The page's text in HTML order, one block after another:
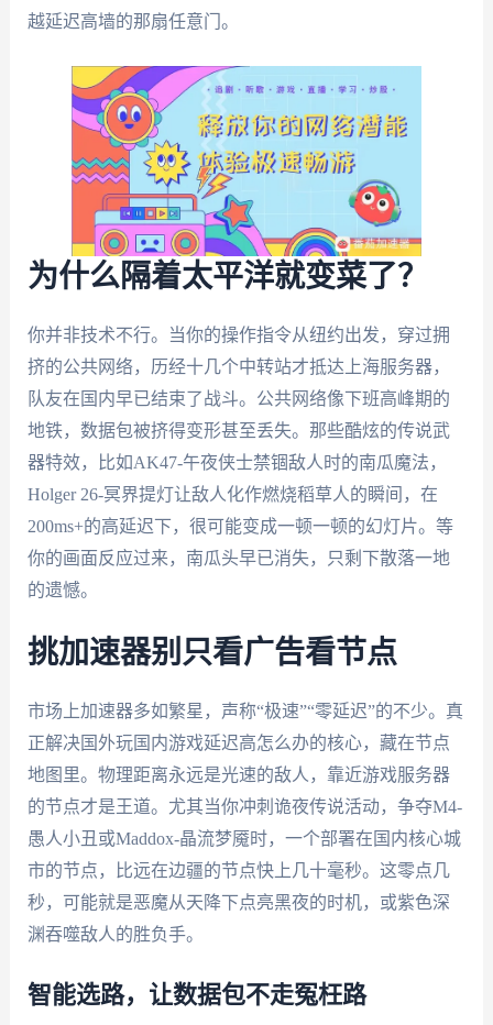
越延迟高墙的那扇任意门。
为什么隔着太平洋就变菜了？
你并非技术不行。当你的操作指令从纽约出发，穿过拥
挤的公共网络，历经十几个中转站才抵达上海服务器，
队友在国内早已结束了战斗。公共网络像下班高峰期的
地铁，数据包被挤得变形甚至丢失。那些酷炫的传说武
器特效，比如AK47-午夜侠士禁锢敌人时的南瓜魔法，
Holger 26-冥界提灯让敌人化作燃烧稻草人的瞬间，在
200ms+的高延迟下，很可能变成一顿一顿的幻灯片。等
你的画面反应过来，南瓜头早已消失，只剩下散落一地
的遗憾。
挑加速器别只看广告看节点
市场上加速器多如繁星，声称“极速”“零延迟”的不少。真
正解决国外玩国内游戏延迟高怎么办的核心，藏在节点
地图里。物理距离永远是光速的敌人，靠近游戏服务器
的节点才是王道。尤其当你冲刺诡夜传说活动，争夺M4-
愚人小丑或Maddox-晶流梦魇时，一个部署在国内核心城
市的节点，比远在边疆的节点快上几十毫秒。这零点几
秒，可能就是恶魔从天降下点亮黑夜的时机，或紫色深
渊吞噬敌人的胜负手。
智能选路，让数据包不走冤枉路